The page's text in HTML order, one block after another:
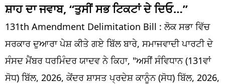
ਦੇਸ਼
ਲਾਈਫ ਸਟਾਈਲ
ਪੰਜਾਬ
ਸ਼ਾਹ ਦਾ ਜਵਾਬ, “ਤੁਸੀਂ ਸਭ ਟਿਕਟਾਂ ਦੇ ਦਿਓ…”
131th Amendment Delimitation Bill : ਲੋਕ ਸਭਾ ਵਿੱਚ
ਸਰਕਾਰ ਦੁਆਰਾ ਪੇਸ਼ ਕੀਤੇ ਗਏ ਬਿੱਲ ਬਾਰੇ, ਸਮਾਜਵਾਦੀ ਪਾਰਟੀ ਦੇ
ਸੰਸਦ ਮੈਂਬਰ ਧਰਮਿੰਦਰ ਯਾਦਵ ਨੇ ਕਿਹਾ, "ਅਸੀਂ ਸੰਵਿਧਾਨ (131ਵਾਂ
ਸੋਧ) ਬਿੱਲ, 2026, ਕੇਂਦਰ ਸ਼ਾਸਤ ਪ੍ਰਦੇਸ਼ ਕਾਨੂੰਨ (ਸੋਧ) ਬਿੱਲ, 2026,